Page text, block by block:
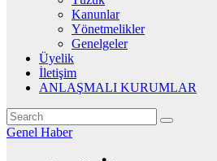
Kanunlar
Yönetmelikler
Genelgeler
Üyelik
İletişim
ANLAŞMALI KURUMLAR
Genel Haber